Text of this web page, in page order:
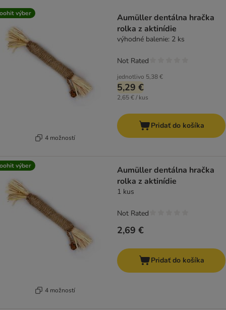
product items have been changed
výber
4 možností
Aumüller dentálna hračka
rolka z aktinídie
výhodné balenie: 2 ks
jednotlivo 5,38 €
5,29 €
2,65 € / kus
Not Rated
Pridať do košíka
výber
4 možností
Aumüller dentálna hračka
rolka z aktinídie
1 kus
2,69 €
Not Rated
Pridať do košíka